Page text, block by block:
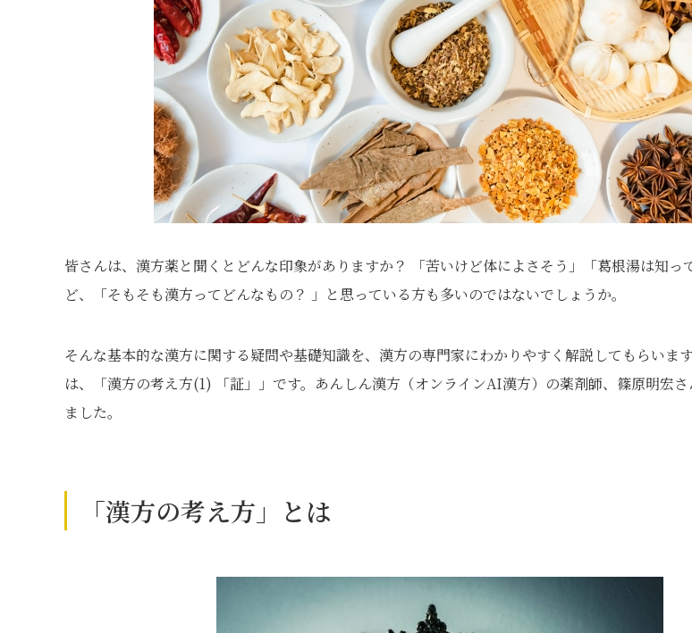
皆さんは、漢方薬と聞くとどんな印象がありますか？ 「苦いけど体によさそう」「葛根湯は知
ど、「そもそも漢方ってどんなもの？ 」と思っている方も多いのではないでしょうか。
そんな基本的な漢方に関する疑問や基礎知識を、漢方の専門家にわかりやすく解説してもらいま
は、「漢方の考え方(1) 「証」」です。あんしん漢方（オンラインAI漢方）の薬剤師、篠原明宏
ました。
「漢方の考え方」とは